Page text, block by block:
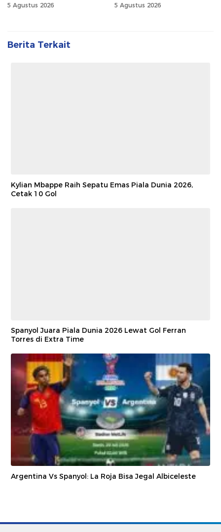
5 Agustus 2026 5 Agustus 2026
Berita Terkait
Kylian Mbappe Raih Sepatu Emas Piala Dunia 2026,
Cetak 10 Gol
Spanyol Juara Piala Dunia 2026 Lewat Gol Ferran
Torres di Extra Time
Argentina Vs Spanyol: La Roja Bisa Jegal Albiceleste